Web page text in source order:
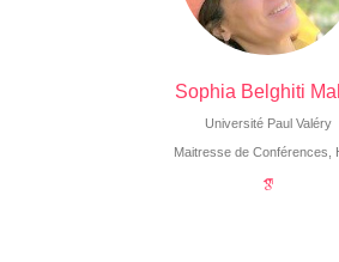
Sophia Belghiti
Université Paul Valéry
Maitresse de Conférences,